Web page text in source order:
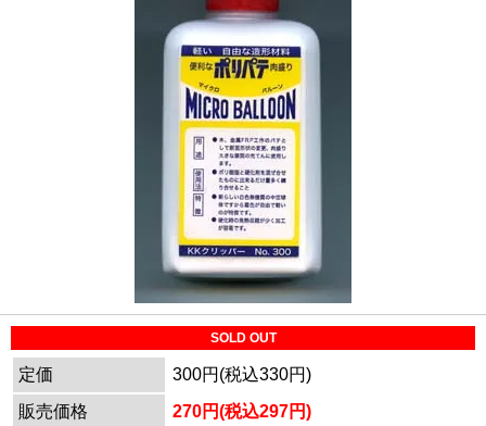
SOLD OUT
定価
300円(税込330円)
販売価格
270円(税込297円)